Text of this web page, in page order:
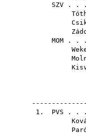
SZV . .
MOM . .
1. PVS . .